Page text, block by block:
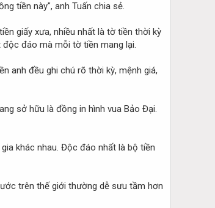
tiền này", anh Tuấn chia sẻ.
giấy xưa, nhiều nhất là tờ tiền thời kỳ
đáo mà mỗi tờ tiền mang lại.
anh đều ghi chú rõ thời kỳ, mệnh giá,
sở hữu là đồng in hình vua Bảo Đại.
khác nhau. Độc đáo nhất là bộ tiền
trên thế giới thường dễ sưu tầm hơn